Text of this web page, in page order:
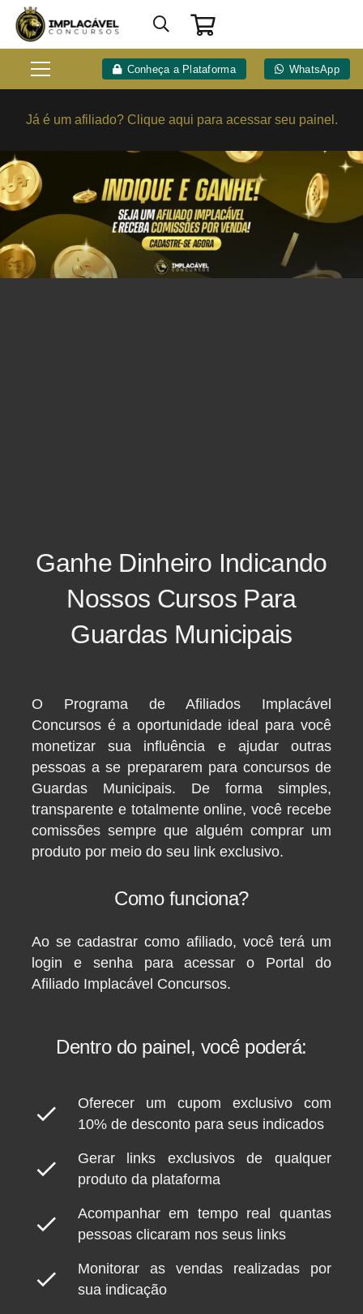
Conheça a Plataforma WhatsApp
Já é um afiliado? Clique aqui para acessar seu painel.
Ganhe Dinheiro Indicando
Nossos Cursos Para
Guardas Municipais
O Programa de Afiliados Implacável
Concursos é a oportunidade ideal para você
monetizar sua influência e ajudar outras
pessoas a se prepararem para concursos de
Guardas Municipais. De forma simples,
transparente e totalmente online, você recebe
comissões sempre que alguém comprar um
produto por meio do seu link exclusivo.
Como funciona?
Ao se cadastrar como afiliado, você terá um
login e senha para acessar o Portal do
Afiliado Implacável Concursos.
Dentro do painel, você poderá:
check
Oferecer um cupom exclusivo com
10% de desconto para seus indicados
check
Gerar links exclusivos de qualquer
produto da plataforma
check
Acompanhar em tempo real quantas
pessoas clicaram nos seus links
check
Monitorar as vendas realizadas por
sua indicação